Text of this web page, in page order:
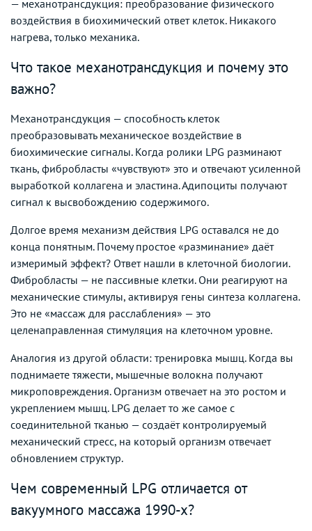
— механотрансдукция: преобразование физического
воздействия в биохимический ответ клеток. Никакого
нагрева, только механика.
Что такое механотрансдукция и почему это
важно?
Механотрансдукция — способность клеток
преобразовывать механическое воздействие в
биохимические сигналы. Когда ролики LPG разминают
ткань, фибробласты «чувствуют» это и отвечают усиленной
выработкой коллагена и эластина. Адипоциты получают
сигнал к высвобождению содержимого.
Долгое время механизм действия LPG оставался не до
конца понятным. Почему простое «разминание» даёт
измеримый эффект? Ответ нашли в клеточной биологии.
Фибробласты — не пассивные клетки. Они реагируют на
механические стимулы, активируя гены синтеза коллагена.
Это не «массаж для расслабления» — это
целенаправленная стимуляция на клеточном уровне.
Аналогия из другой области: тренировка мышц. Когда вы
поднимаете тяжести, мышечные волокна получают
микроповреждения. Организм отвечает на это ростом и
укреплением мышц. LPG делает то же самое с
соединительной тканью — создаёт контролируемый
механический стресс, на который организм отвечает
обновлением структур.
Чем современный LPG отличается от
вакуумного массажа 1990-х?